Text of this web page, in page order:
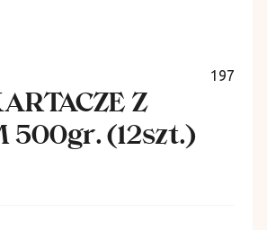
197
Z
500gr. (12szt.)